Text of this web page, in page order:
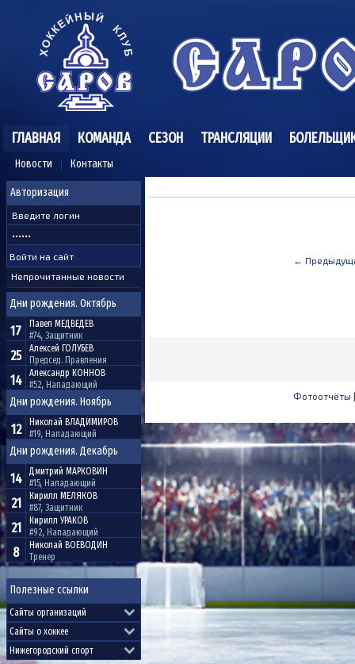
ГЛАВНАЯ
Новости Контакты
КОМАНДА СЕЗОН ТРАНСЛЯЦИИ
Авторизация
Непрочитанные новости
Дни рождения. Октябрь
17 Павел МЕДВЕДЕВ
#74, Защитник
25 Алексей ГОЛУБЕВ
Председ. Правления
14 Александр КОННОВ
#52, Нападающий
Дни рождения. Ноябрь
12 Николай ВЛАДИМИРОВ
#19, Нападающий
Дни рождения. Декабрь
14 Дмитрий МАРКОВИН
#15, Нападающий
21 Кирилл МЕЛЯКОВ
#87, Защитник
21 Кирилл УРАКОВ
#92, Нападающий
8 Николай ВОЕВОДИН
Тренер
Полезные ссылки
←
Фотоотчёты